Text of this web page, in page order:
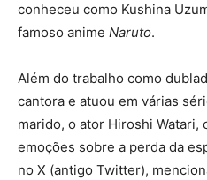
conheceu como Kushina
famoso anime Naruto.
Além do trabalho como
cantora e atuou em várias
marido, o ator Hiroshi Watari,
emoções sobre a perda da
no X (antigo Twitter),